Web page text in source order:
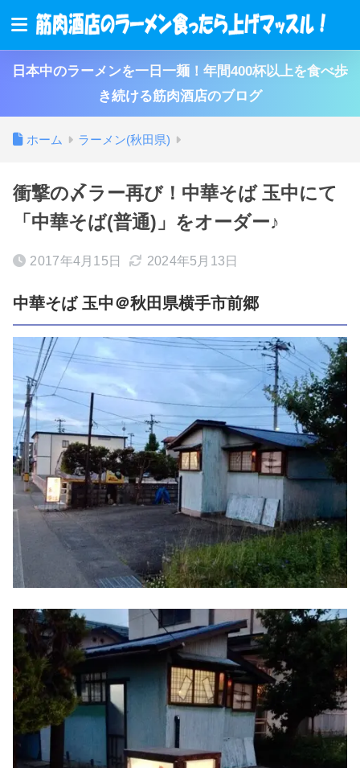
日本中のラーメンを一日一麺！年間400杯以上を食べ歩
き続ける筋肉酒店のブログ
ホーム ラーメン(秋田県)
衝撃の〆ラー再び！中華そば 玉中にて
「中華そば(普通)」をオーダー♪
2017年4月15日 2024年5月13日
中華そば 玉中＠秋田県横手市前郷